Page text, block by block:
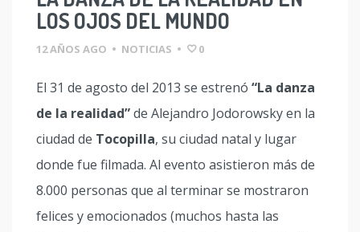
LOS OJOS DEL MUNDO
12 AÑOS AGO • NOTICIAS • 0
El 31 de agosto del 2013 se estrenó “La danza
de la realidad”de Alejandro Jodorowsky en la
ciudad de Tocopilla, su ciudad natal y lugar
donde fue filmada. Al evento asistieron más de
8.000 personas que al terminar se mostraron
felices y emocionados (muchos hasta las